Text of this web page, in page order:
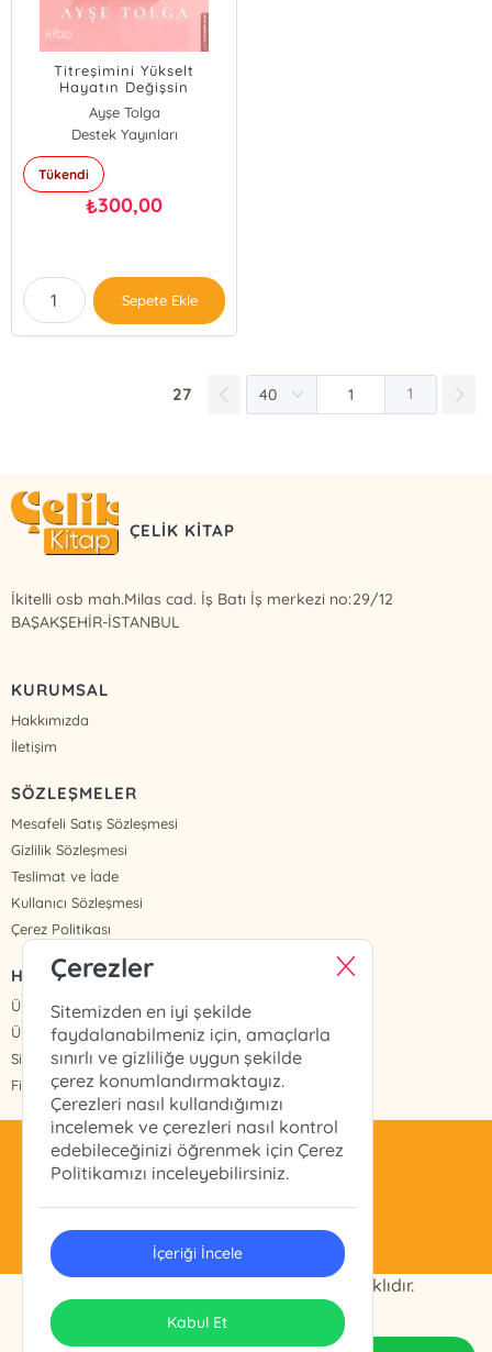
Titreşimini Yükselt
Hayatın Değişsin
Ayşe Tolga
Destek Yayınları
Tükendi
₺300,00
Sepete Ekle
27 1
ÇELİK KİTAP
İkitelli osb mah.Milas cad. İş Batı İş merkezi no:29/12
BAŞAKŞEHİR-İSTANBUL
KURUMSAL
Hakkımızda
İletişim
SÖZLEŞMELER
Mesafeli Satış Sözleşmesi
Gizlilik Sözleşmesi
Teslimat ve İade
Kullanıcı Sözleşmesi
Çerez Politikası
HIZLI ERİŞİM
Üye Ol
Üye Giriş
Sipariş Takip
Fiyat Listesi
celikyayinevi@gmail.com
0(212) 511 28 11
© 2024 ÇELİK KİTAP Tüm Hakları Saklıdır.
Tasarım & Uygulama
Çerezler
Sitemizden en iyi şekilde
faydalanabilmeniz için, amaçlarla
sınırlı ve gizliliğe uygun şekilde
çerez konumlandırmaktayız.
Çerezleri nasıl kullandığımızı
incelemek ve çerezleri nasıl kontrol
edebileceğinizi öğrenmek için Çerez
Politikamızı inceleyebilirsiniz.
İçeriği İncele
Kabul Et